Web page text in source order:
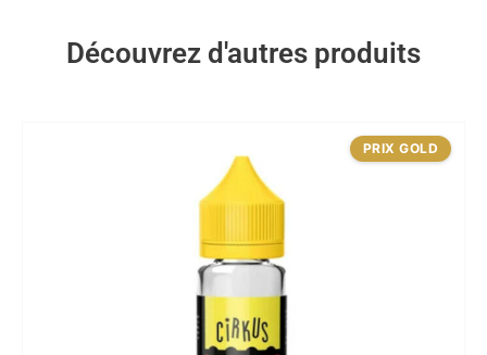
Découvrez d'autres produits
PRIX GOLD